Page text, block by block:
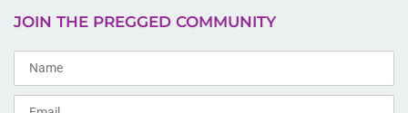
JOIN THE PREGGED COMMUNITY